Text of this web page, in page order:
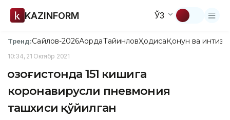
KAZINFORM ЎЗ
Тренд:Сайлов-2026АқордаТайинловҲодисаҚонун ва
10:34, 21 Октябр 2021
Қозоғистонда 151 кишига
коронавирусли пневмония
ташхиси қўйилган